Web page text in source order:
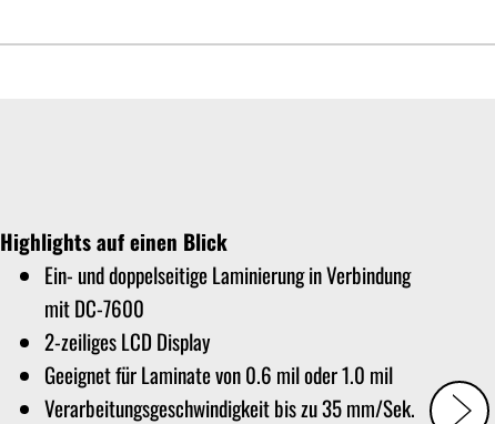
Highlights auf einen Blick
Ein- und doppelseitige Laminierung in Verbindung
mit DC-7600
2-zeiliges LCD Display
Geeignet für Laminate von 0.6 mil oder 1.0 mil
Verarbeitungsgeschwindigkeit bis zu 35 mm/Sek.